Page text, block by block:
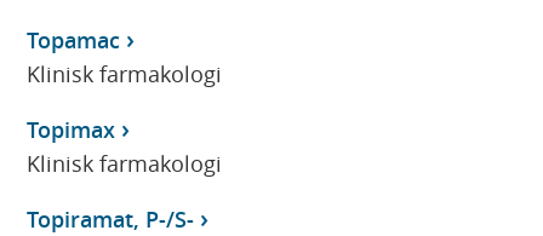
Topamac
Klinisk farmakologi
Topimax
Klinisk farmakologi
Topiramat, P-/S-